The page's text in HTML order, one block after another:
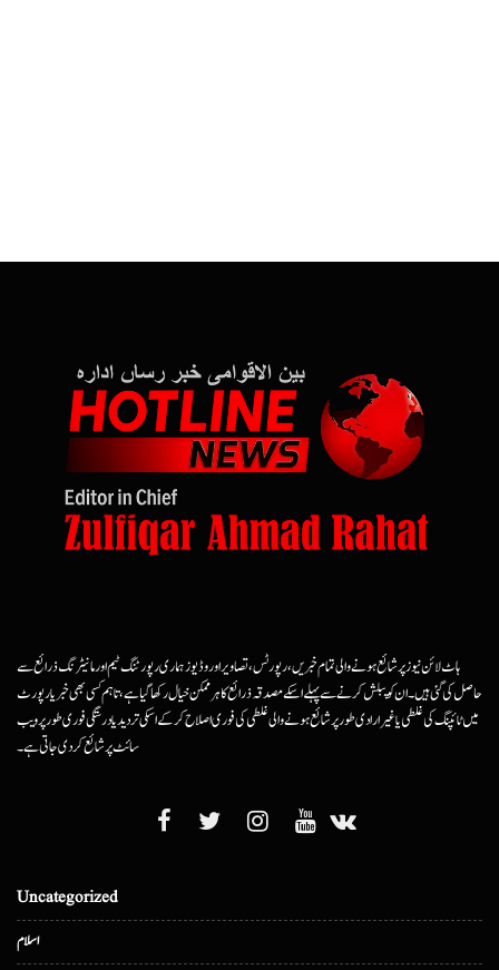
ہاٹ لائن نیوز پر شائع ہونے والی تمام خبریں، رپورٹس، تصاویر اور وڈیوز ہماری رپورٹنگ ٹیم اور مانیٹرنگ ذرائع سے
حاصل کی گئی ہیں۔ ان کو پبلش کرنے سے پہلے اسکے مصدقہ ذرائع کا ہرممکن خیال رکھا گیا ہے، تاہم کسی بھی خبر یا رپورٹ
میں ٹائپنگ کی غلطی یا غیرارادی طور پر شائع ہونے والی غلطی کی فوری اصلاح کرکے اسکی تردید یا درستگی فوری طور پر ویب
سائٹ پر شائع کردی جاتی ہے۔
Uncategorized
اسلام